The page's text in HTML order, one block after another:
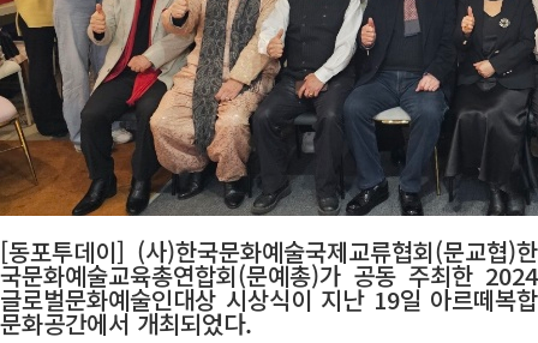
[동포투데이] (사)한국문화예술국제교류협회(문교협)한
국문화예술교육총연합회(문예총)가 공동 주최한 2024
글로벌문화예술인대상 시상식이 지난 19일 아르떼복합
문화공간에서 개최되었다.